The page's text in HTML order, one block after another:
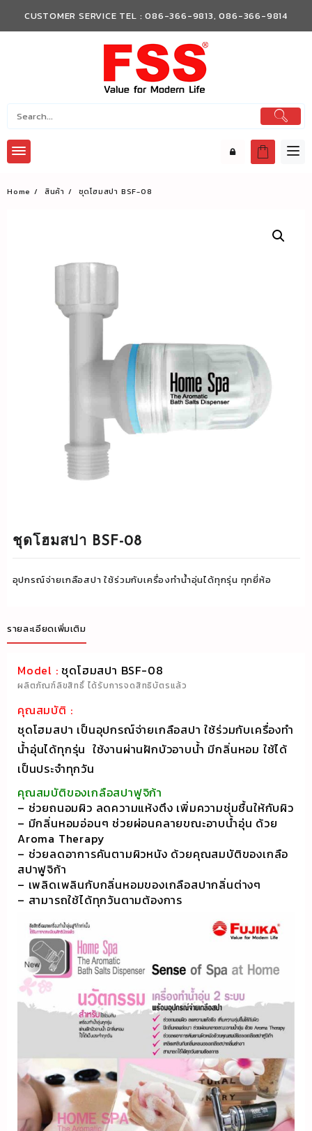
content
CUSTOMER SERVICE TEL : 086-366-9813, 086-366-9814
Home สินค้า ชุดโฮมสปา BSF-08
ชุดโฮมสปา BSF-08
อุปกรณ์จ่ายเกลือสปา ใช้ร่วมกับเครื่องทำน้ำอุ่นได้ทุกรุ่น ทุกยี่ห้อ
รายละเอียดเพิ่มเติม
Model : ชุดโฮมสปา BSF-08
ผลิตภัณฑ์ลิขสิทธิ์ ได้รับการจดสิทธิบัตรแล้ว
คุณสมบัติ :
ชุดโฮมสปา เป็นอุปกรณ์จ่ายเกลือสปา ใช้ร่วมกับเครื่องทำ
น้ำอุ่นได้ทุกรุ่น ใช้งานผ่านฝักบัวอาบน้ำ มีกลิ่นหอม ใช้ได้
เป็นประจำทุกวัน
คุณสมบัติของเกลือสปาฟูจิก้า
– ช่วยถนอมผิว ลดความแห้งตึง เพิ่มความชุ่มชื้นให้กับผิว
– มีกลิ่นหอมอ่อนๆ ช่วยผ่อนคลายขณะอาบน้ำอุ่น ด้วย
Aroma Therapy
– ช่วยลดอาการคันตามผิวหนัง ด้วยคุณสมบัติของเกลือ
สปาฟูจิก้า
– เพลิดเพลินกับกลิ่นหอมของเกลือสปากลิ่นต่างๆ
– สามารถใช้ได้ทุกวันตามต้องการ